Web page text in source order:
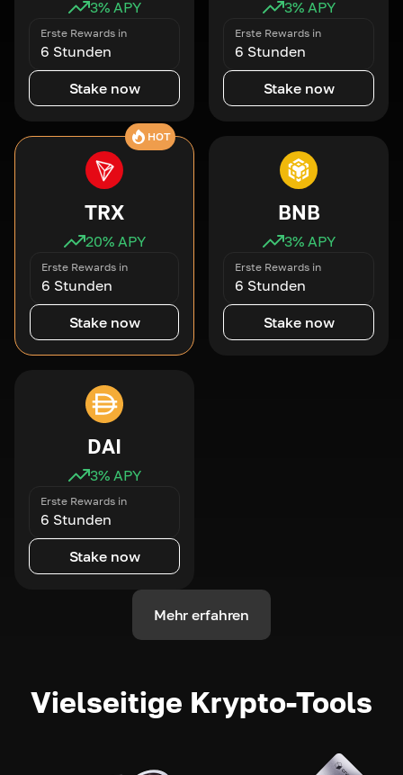
3% APY
Erste Rewards in
6 Stunden
Stake now
3% APY
Erste Rewards in
6 Stunden
Stake now
HOT
TRX
20% APY
Erste Rewards in
6 Stunden
Stake now
BNB
3% APY
Erste Rewards in
6 Stunden
Stake now
DAI
3% APY
Erste Rewards in
6 Stunden
Stake now
Mehr erfahren
Vielseitige Krypto-Tools